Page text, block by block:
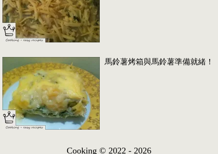
馬鈴薯烤箱與馬鈴薯準備就緒！
Cooking © 2022 - 2026